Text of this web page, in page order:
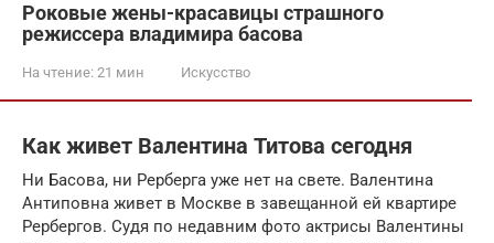
Роковые жены-красавицы страшного
режиссера владимира басова
На чтение: 21 мин Искусство
Как живет Валентина Титова сегодня
Ни Басова, ни Рерберга уже нет на свете. Валентина
Антиповна живет в Москве в завещанной ей квартире
Рербергов. Судя по недавним фото актрисы Валентины